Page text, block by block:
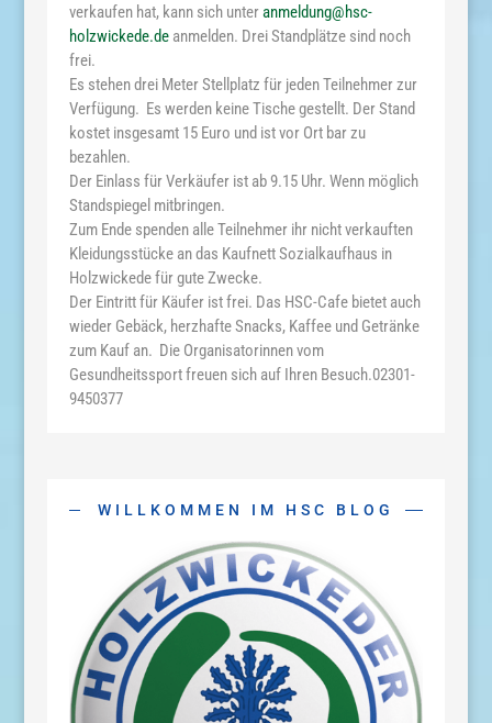
verkaufen hat, kann sich unteranmeldung@hsc-
holzwickede.deanmelden. Drei Standplätze sind noch
frei.
Es stehen drei Meter Stellplatz für jeden Teilnehmer zur
Verfügung. Es werden keine Tische gestellt. Der Stand
kostet insgesamt 15 Euro und ist vor Ort bar zu
bezahlen.
Der Einlass für Verkäufer ist ab 9.15 Uhr. Wenn möglich
Standspiegel mitbringen.
Zum Ende spenden alle Teilnehmer ihr nicht verkauften
Kleidungsstücke an das Kaufnett Sozialkaufhaus in
Holzwickede für gute Zwecke.
Der Eintritt für Käufer ist frei. Das HSC-Cafe bietet auch
wieder Gebäck, herzhafte Snacks, Kaffee und Getränke
zum Kauf an. Die Organisatorinnen vom
Gesundheitssport freuen sich auf Ihren Besuch.02301-
9450377
WILLKOMMEN IM HSC BLOG